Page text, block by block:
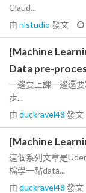
Claud...
由 nlstudio 發文
[Machine
Data pre-
一邊要上課一邊還
步...
由 duckravel48 發文
[Machine
這個系列文章是
檔學一點data...
由 duckravel48 發文